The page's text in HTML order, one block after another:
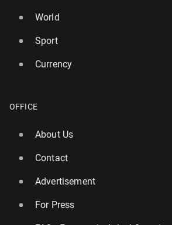
World
Sport
Currency
OFFICE
About Us
Contact
Advertisement
For Press